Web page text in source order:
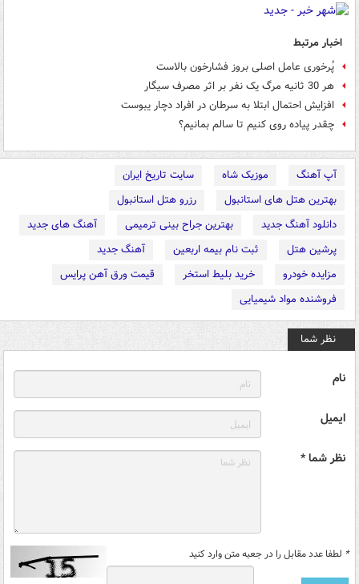
اخبار مرتبط
پُرخوری عامل اصلی بروز فشارخون بالاست
هر 30 ثانیه مرگ یک نفر بر اثر مصرف سیگار
افزایش احتمال ابتلا به سرطان در افراد دچار یبوست
چقدر پیاده روی کنیم تا سالم بمانیم؟
آپ آهنگ موزیک شاه
سایت تاریخ ایران
بهترین هتل های استانبول
رزرو هتل استانبول
دانلود آهنگ جدید
بهترین جراح بینی ترمیمی
آهنگ های جدید
پرشین هتل
ثبت نام بیمه اربعین
آهنگ جدید
مزایده خودرو
خرید بلیط استخر
قیمت ورق آهن پرایس
فروشنده مواد شیمیایی
نظر شما
نام
ایمیل
نظر شما *
* لطفا عدد مقابل را در جعبه متن وارد کنید